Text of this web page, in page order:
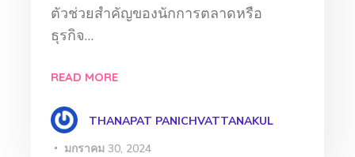
ตัวช่วยสำคัญของนักการตลาดหรือ
ธุรกิจ…
READ MORE
THANAPAT PANICHVATTANAKUL
มกราคม 30, 2024